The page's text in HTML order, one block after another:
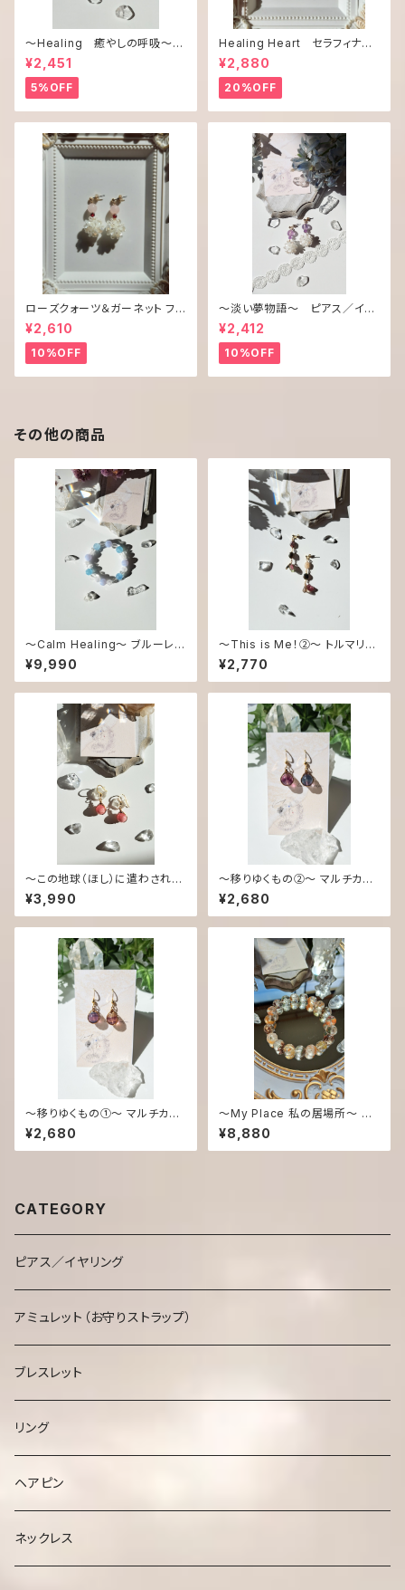
〜Healing 癒やしの呼吸〜
CANDY♡シリーズ ピアス／
イヤリング
¥2,451
5%OFF
Healing Heart セラフィナイ
ト＆スモーキークオーツ
¥2,880
20%OFF
ローズクォーツ＆ガーネット フラ
ワービーズ☆ ピアス／イヤリ
ング
¥2,610
10%OFF
〜淡い夢物語〜 ピアス／イヤ
リング
¥2,412
10%OFF
その他の商品
〜Calm Healing〜 ブルーレー
スアゲート、アクアマリン ブレス
レット
¥9,990
〜This is Me！②～ トルマリン
ピアス/イヤリング
¥2,770
〜この地球（ほし）に遣わされた
女神〜 CANDY♡シリーズ イン
カローズ ピアス／イヤリング
¥3,990
〜移りゆくもの②〜 マルチカラ
ーフローライト CANDY♡シリ
ーズ ピアス／イヤリング
¥2,680
〜移りゆくもの①〜 マルチカラ
ーフローライト CANDY♡シリ
ーズ ピアス／イヤリング
¥2,680
〜My Place 私の居場所〜 ガ
ーデンクオーツ ブレスレット
¥8,880
CATEGORY
ピアス／イヤリング
アミュレット（お守りストラップ）
ブレスレット
リング
ヘアピン
ネックレス